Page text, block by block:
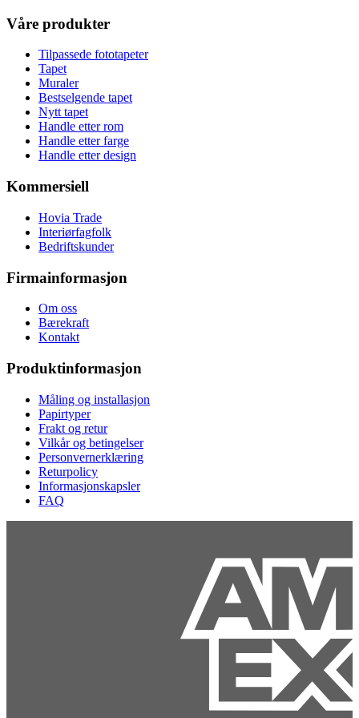
Våre produkter
Tilpassede fototapeter
Tapet
Muraler
Bestselgende tapet
Nytt tapet
Handle etter rom
Handle etter farge
Handle etter design
Kommersiell
Hovia Trade
Interiørfagfolk
Bedriftskunder
Firmainformasjon
Om oss
Bærekraft
Kontakt
Produktinformasjon
Måling og installasjon
Papirtyper
Frakt og retur
Vilkår og betingelser
Personvernerklæring
Returpolicy
Informasjonskapsler
FAQ